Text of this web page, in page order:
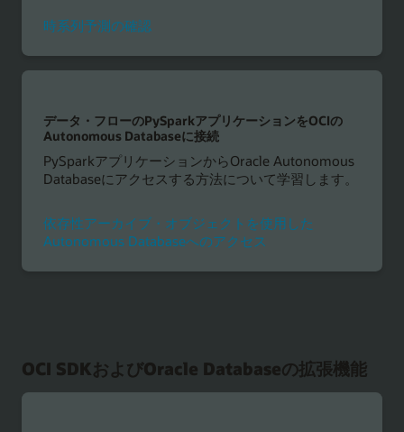
時系列予測の確認
データ・フローのPySparkアプリケーションをOCIの
Autonomous Databaseに接続
PySparkアプリケーションからOracle Autonomous
Databaseにアクセスする方法について学習します。
依存性アーカイブ・オブジェクトを使用した
Autonomous Databaseへのアクセス
OCI SDKおよびOracle Databaseの拡張機能